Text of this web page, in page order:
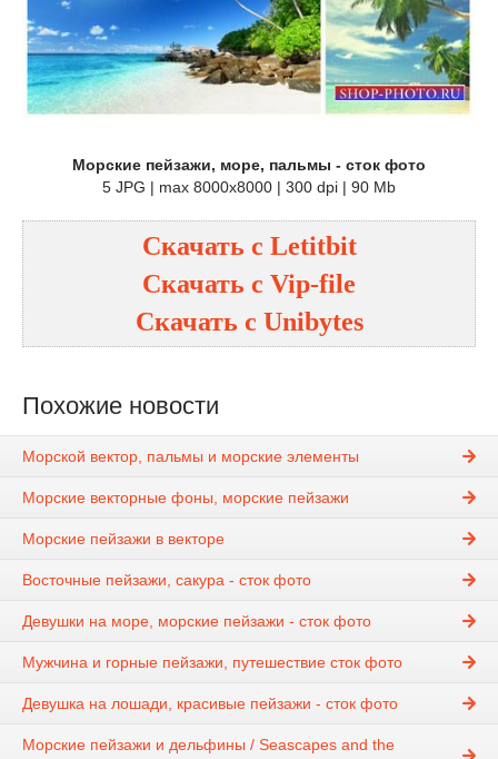
Морские пейзажи, море, пальмы - сток фото
5 JPG | max 8000x8000 | 300 dpi | 90 Mb
Скачать с Letitbit
Скачать с Vip-file
Скачать с Unibytes
Похожие новости
Морской вектор, пальмы и морские элементы
Морские векторные фоны, морские пейзажи
Морские пейзажи в векторе
Восточные пейзажи, сакура - сток фото
Девушки на море, морские пейзажи - сток фото
Мужчина и горные пейзажи, путешествие сток фото
Девушка на лошади, красивые пейзажи - сток фото
Морские пейзажи и дельфины / Seascapes and the